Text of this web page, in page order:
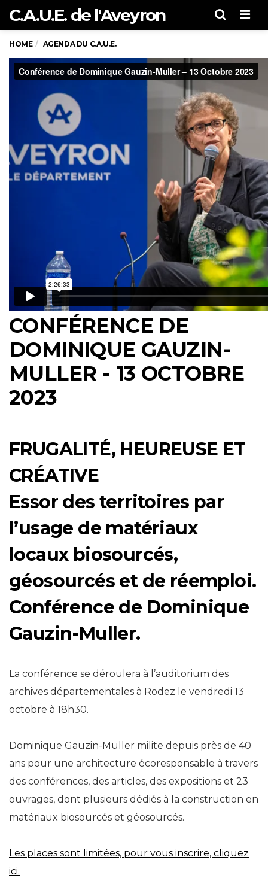
C.A.U.E. de l'Aveyron
HOME AGENDA DU C.A.U.E.
CONFÉRENCE DE
DOMINIQUE GAUZIN-
MULLER - 13 OCTOBRE
2023
FRUGALITÉ, HEUREUSE ET
CRÉATIVE
Essor des territoires par
l’usage de matériaux
locaux biosourcés,
géosourcés et de réemploi.
Conférence de Dominique
Gauzin-Muller.
La conférence se déroulera à l’auditorium des
archives départementales à Rodez le vendredi 13
octobre à 18h30.
Dominique Gauzin-Müller milite depuis près de 40
ans pour une architecture écoresponsable à travers
des conférences, des articles, des expositions et 23
ouvrages, dont plusieurs dédiés à la construction en
matériaux biosourcés et géosourcés.
Les places sont limitées, pour vous inscrire, cliquez
ici.